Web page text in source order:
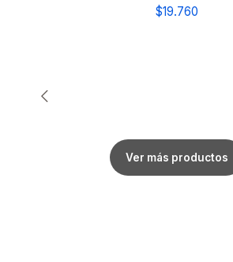
$19.760
Ver más productos